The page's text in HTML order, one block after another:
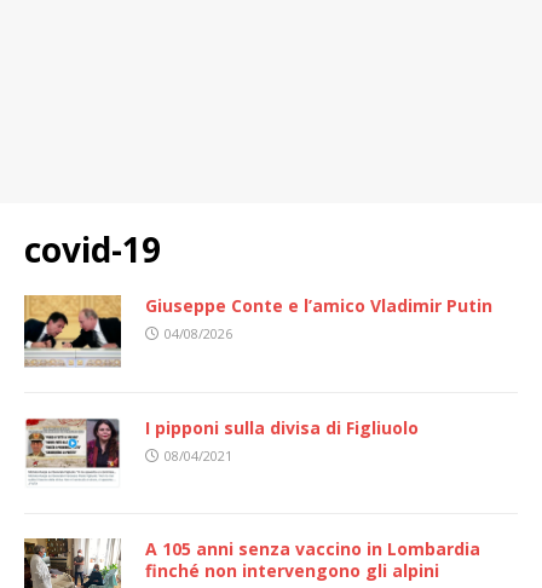
covid-19
Giuseppe Conte e l’amico Vladimir Putin
04/08/2026
I pipponi sulla divisa di Figliuolo
08/04/2021
A 105 anni senza vaccino in Lombardia
finché non intervengono gli alpini